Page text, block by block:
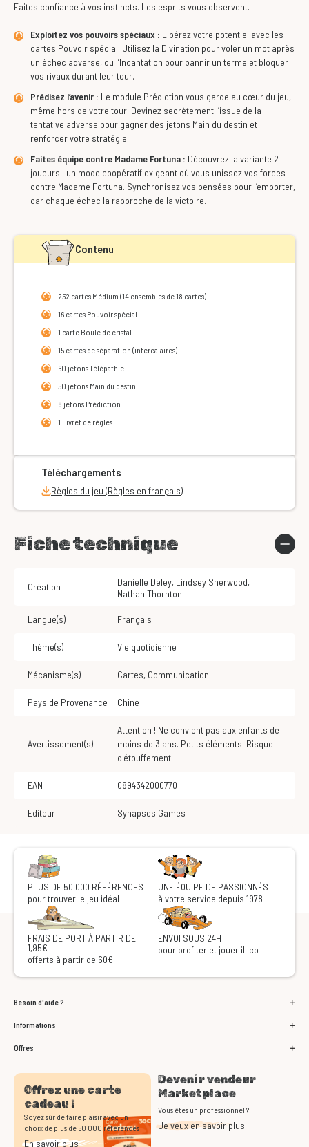
Faites confiance à vos instincts. Les esprits vous observent.
Exploitez vos pouvoirs spéciaux : Libérez votre potentiel avec les
cartes Pouvoir spécial. Utilisez la Divination pour voler un mot après
un échec adverse, ou l’Incantation pour bannir un terme et bloquer
vos rivaux durant leur tour.
Prédisez l’avenir : Le module Prédiction vous garde au cœur du jeu,
même hors de votre tour. Devinez secrètement l’issue de la
tentative adverse pour gagner des jetons Main du destin et
renforcer votre stratégie.
Faites équipe contre Madame Fortuna : Découvrez la variante 2
joueurs : un mode coopératif exigeant où vous unissez vos forces
contre Madame Fortuna. Synchronisez vos pensées pour l’emporter,
car chaque échec la rapproche de la victoire.
Contenu
252 cartes Médium (14 ensembles de 18 cartes)
16 cartes Pouvoir spécial
1 carte Boule de cristal
15 cartes de séparation (intercalaires)
60 jetons Télépathie
50 jetons Main du destin
8 jetons Prédiction
1 Livret de règles
Téléchargements
Règles du jeu (Règles en français)
Fiche technique
Création Danielle Deley, Lindsey Sherwood,
Nathan Thornton
Langue(s) Français
Thème(s) Vie quotidienne
Mécanisme(s) Cartes, Communication
Pays de Provenance Chine
Avertissement(s)
Attention ! Ne convient pas aux enfants de
moins de 3 ans. Petits éléments. Risque
d'étouffement.
EAN 0894342000770
Editeur Synapses Games
PLUS DE 50 000 RÉFÉRENCES
pour trouver le jeu idéal
UNE ÉQUIPE DE PASSIONNÉS
à votre service depuis 1978
FRAIS DE PORT À PARTIR DE
1,95€
offerts à partir de 60€
ENVOI SOUS 24H
pour profiter et jouer illico
Besoin d'aide ?
Informations
Offres
Offrez une carte
cadeau !
Soyez sûr de faire plaisir avec un
choix de plus de 50 000 références
En savoir plus
Devenir vendeur
Marketplace
Vous êtes un professionnel ?
Je veux en savoir plus